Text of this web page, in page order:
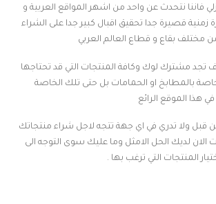
فاننا نتحدث عن واحد من اشهر المواقع العربية و
قصيرة جدا تحقيق اقبال كبير جدا على الشراء
بقاع و قطاع العالم العربي
مشترك لوك وكافة المنتجات التي قد تحتاجها
بالمطابخ او الحمامات بل حتى تلك الخاصة
هذا الموقع الرائع
قبل ولا تدري في اي جهة تتجه لاجل شراء منتجاتك
الان لديك الحل الامثل وما عليك سوى التوجه الى
المنتجات التي ترغب بها .